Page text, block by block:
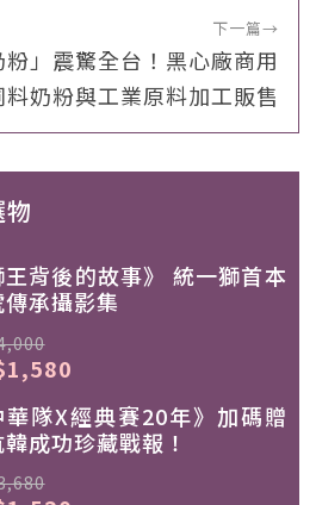
下一篇→
」震驚全台！黑心廠商用
料奶粉與工業原料加工販售
王背後的故事》 統一獅首本
傳承攝影集
華隊X經典賽20年》加碼贈
成功珍藏戰報！